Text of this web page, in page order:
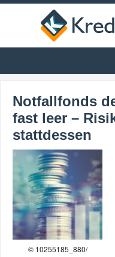
Notfallfonds
fast leer –
stattdessen
© 10255185_880/